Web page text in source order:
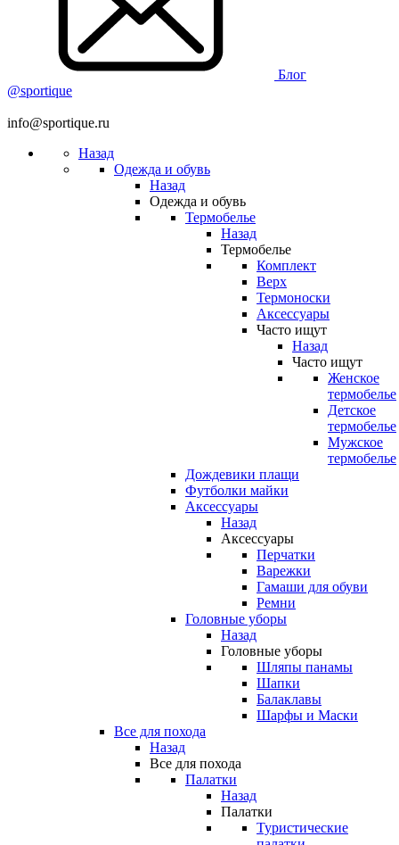
Блог
@sportique
info@sportique.ru
Назад
Одежда и обувь
Назад
Одежда и обувь
Термобелье
Назад
Термобелье
Комплект
Верх
Термоноски
Аксессуары
Часто ищут
Назад
Часто ищут
Женское
термобелье
Детское
термобелье
Мужское
термобелье
Дождевики плащи
Футболки майки
Аксессуары
Назад
Аксессуары
Перчатки
Варежки
Гамаши для обуви
Ремни
Головные уборы
Назад
Головные уборы
Шляпы панамы
Шапки
Балаклавы
Шарфы и Маски
Все для похода
Назад
Все для похода
Палатки
Назад
Палатки
Туристические